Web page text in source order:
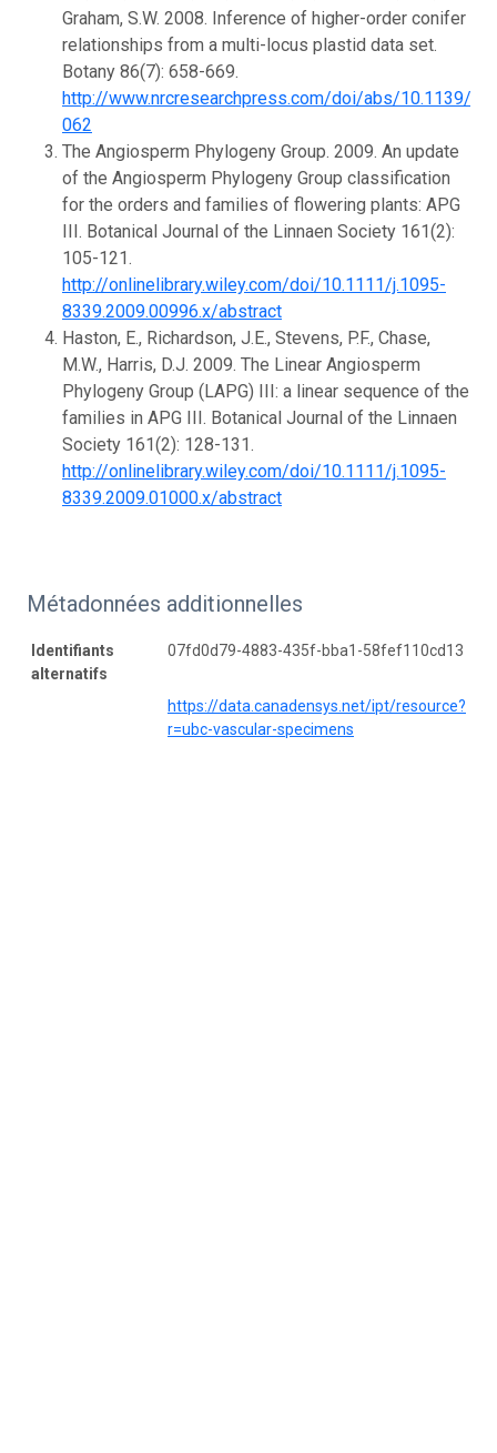
Graham, S.W. 2008. Inference of higher-order conifer
relationships from a multi-locus plastid data set.
Botany 86(7): 658-669.
http://www.nrcresearchpress.com/doi/abs/10.1139/
062
The Angiosperm Phylogeny Group. 2009. An update
of the Angiosperm Phylogeny Group classification
for the orders and families of flowering plants: APG
III. Botanical Journal of the Linnaen Society 161(2):
105-121.
http://onlinelibrary.wiley.com/doi/10.1111/j.1095-
8339.2009.00996.x/abstract
Haston, E., Richardson, J.E., Stevens, P.F., Chase,
M.W., Harris, D.J. 2009. The Linear Angiosperm
Phylogeny Group (LAPG) III: a linear sequence of the
families in APG III. Botanical Journal of the Linnaen
Society 161(2): 128-131.
http://onlinelibrary.wiley.com/doi/10.1111/j.1095-
8339.2009.01000.x/abstract
Métadonnées additionnelles
Identifiants
alternatifs
07fd0d79-4883-435f-bba1-58fef110cd13
https://data.canadensys.net/ipt/resource?
r=ubc-vascular-specimens